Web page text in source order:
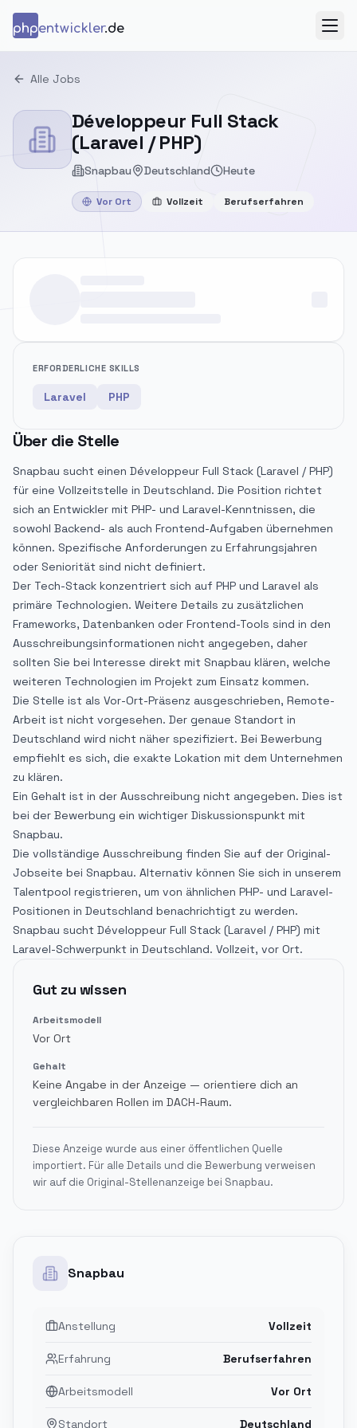
phpentwickler.de
Alle Jobs
Développeur Full Stack
(Laravel / PHP)
Snapbau Deutschland Heute
Vor Ort Vollzeit Berufserfahren
ERFORDERLICHE SKILLS
Laravel PHP
Über die Stelle
Snapbau sucht einen Développeur Full Stack (Laravel / PHP)
für eine Vollzeitstelle in Deutschland. Die Position richtet
sich an Entwickler mit PHP- und Laravel-Kenntnissen, die
sowohl Backend- als auch Frontend-Aufgaben übernehmen
können. Spezifische Anforderungen zu Erfahrungsjahren
oder Seniorität sind nicht definiert.
Der Tech-Stack konzentriert sich auf PHP und Laravel als
primäre Technologien. Weitere Details zu zusätzlichen
Frameworks, Datenbanken oder Frontend-Tools sind in den
Ausschreibungsinformationen nicht angegeben, daher
sollten Sie bei Interesse direkt mit Snapbau klären, welche
weiteren Technologien im Projekt zum Einsatz kommen.
Die Stelle ist als Vor-Ort-Präsenz ausgeschrieben, Remote-
Arbeit ist nicht vorgesehen. Der genaue Standort in
Deutschland wird nicht näher spezifiziert. Bei Bewerbung
empfiehlt es sich, die exakte Lokation mit dem Unternehmen
zu klären.
Ein Gehalt ist in der Ausschreibung nicht angegeben. Dies ist
bei der Bewerbung ein wichtiger Diskussionspunkt mit
Snapbau.
Die vollständige Ausschreibung finden Sie auf der Original-
Jobseite bei Snapbau. Alternativ können Sie sich in unserem
Talentpool registrieren, um von ähnlichen PHP- und Laravel-
Positionen in Deutschland benachrichtigt zu werden.
Snapbau sucht Développeur Full Stack (Laravel / PHP) mit
Laravel-Schwerpunkt in Deutschland. Vollzeit, vor Ort.
Gut zu wissen
Arbeitsmodell
Vor Ort
Gehalt
Keine Angabe in der Anzeige — orientiere dich an
vergleichbaren Rollen im DACH-Raum.
Diese Anzeige wurde aus einer öffentlichen Quelle
importiert. Für alle Details und die Bewerbung verweisen
wir auf die Original-Stellenanzeige bei Snapbau.
Snapbau
Anstellung Vollzeit
Erfahrung Berufserfahren
Arbeitsmodell Vor Ort
Standort Deutschland